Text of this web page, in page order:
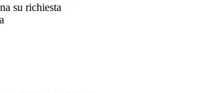
su richiesta